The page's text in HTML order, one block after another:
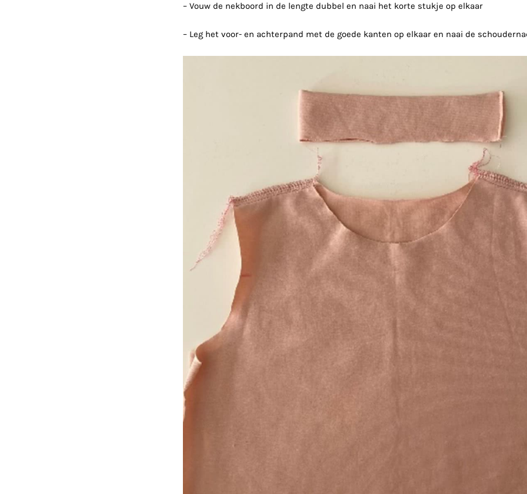
– Vouw de nekboord in de lengte dubbel en naai het korte stukje op elkaar
– Leg het voor- en achterpand met de goede kanten op elkaar en naai de